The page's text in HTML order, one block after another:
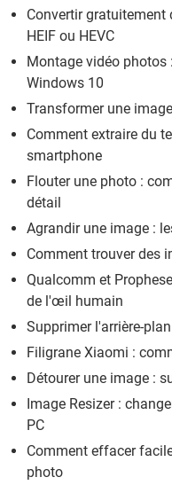
Convertir gratuitement
HEIF ou HEVC
Montage vidéo
Windows 10
Transformer une
Comment extraire du
smartphone
Flouter une photo :
détail
Agrandir une image :
Comment trouver des
Qualcomm et
de l'œil humain
Supprimer l'arrière-
Filigrane Xiaomi :
Détourer une image :
Image Resizer :
PC
Comment effacer
photo